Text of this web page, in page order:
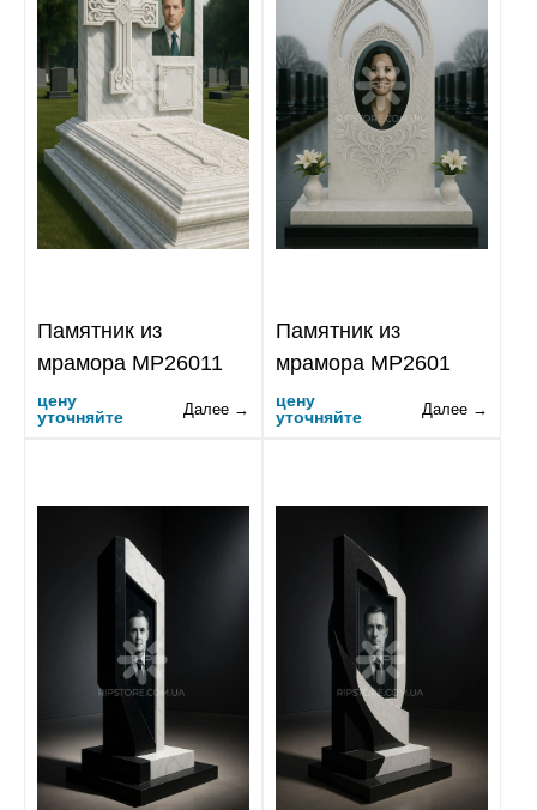
Памятник из
мрамора MP26011
цену
уточняйте
Далее →
Памятник из
мрамора MP2601
цену
уточняйте
Далее →